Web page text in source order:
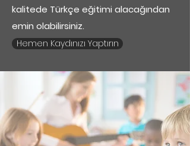
kalitede Türkçe eğitimi alacağından
emin olabilirsiniz.
Hemen Kaydınızı Yaptırın